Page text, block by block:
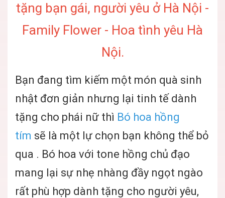
tặng bạn gái, người yêu ở Hà Nội -
Family Flower - Hoa tình yêu Hà
Nội.
Bạn đang tìm kiếm một món quà sinh
nhật đơn giản nhưng lại tinh tế dành
tặng cho phái nữ thì Bó hoa hồng
tím sẽ là một lự chọn bạn không thể bỏ
qua . Bó hoa với tone hồng chủ đạo
mang lại sự nhẹ nhàng đầy ngọt ngào
rất phù hợp dành tặng cho người yêu,